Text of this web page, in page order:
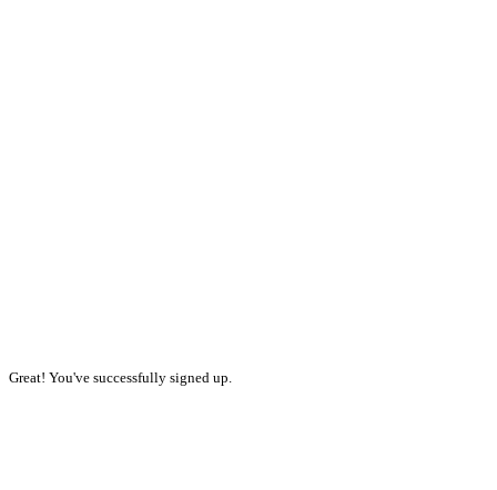
Great! You've successfully signed up.